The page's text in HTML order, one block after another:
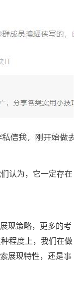
认为，它一定存在
现策略，更多的考
程度上，我们在做
展现特性，还是事